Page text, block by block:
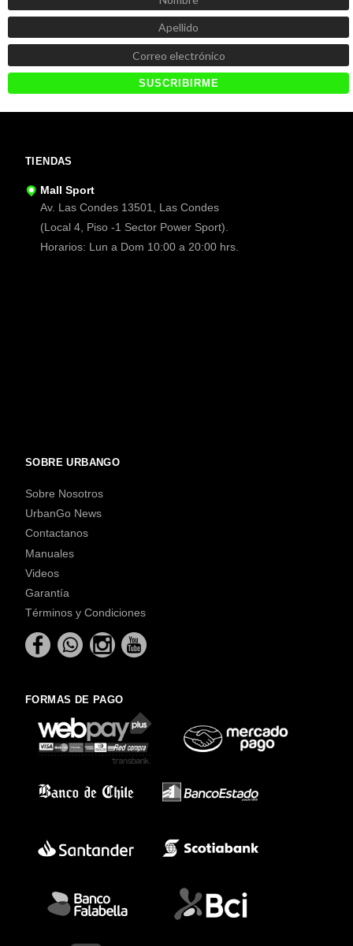
TIENDAS
Mall Sport
Av. Las Condes 13501, Las Condes
(Local 4, Piso -1 Sector Power Sport).
Horarios: Lun a Dom 10:00 a 20:00 hrs.
SOBRE URBANGO
Sobre Nosotros
UrbanGo News
Contactanos
Manuales
Videos
Garantía
Términos y Condiciones
FORMAS DE PAGO